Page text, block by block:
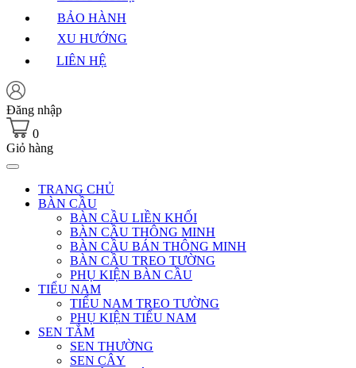
BẢO HÀNH
XU HƯỚNG
LIÊN HỆ
Đăng nhập
0
Giỏ hàng
TRANG CHỦ
BÀN CẦU
BÀN CẦU LIỀN KHỐI
BÀN CẦU THÔNG MINH
BÀN CẦU BÁN THÔNG MINH
BÀN CẦU TREO TƯỜNG
PHỤ KIỆN BÀN CẦU
TIỂU NAM
TIỂU NAM TREO TƯỜNG
PHỤ KIỆN TIỂU NAM
SEN TẮM
SEN THƯỜNG
SEN CÂY